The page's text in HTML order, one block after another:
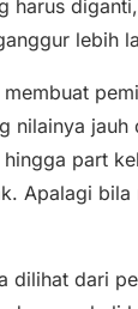
harus
lebih
nilainya
part
Apalagi
dilihat dari